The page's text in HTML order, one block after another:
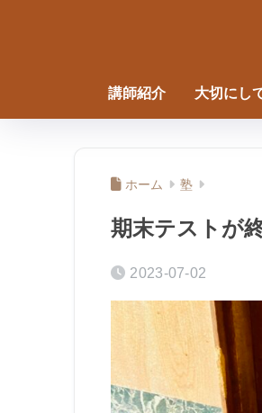
講師紹介 大切にし
ホーム 塾
期末テストが
2023-07-02